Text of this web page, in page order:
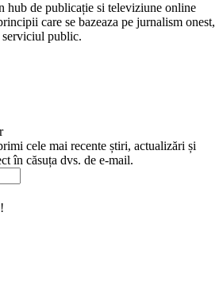
hub de publicație si televiziune online
care se bazeaza pe jurnalism onest,
serviciul public.
cele mai recente știri, actualizări și
în căsuța dvs. de e-mail.